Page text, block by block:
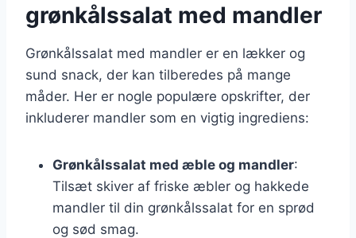
grønkålssalat med mandler
Grønkålssalat med mandler er en lækker og
sund snack, der kan tilberedes på mange
måder. Her er nogle populære opskrifter, der
inkluderer mandler som en vigtig ingrediens:
Grønkålssalat med æble og mandler:
Tilsæt skiver af friske æbler og hakkede
mandler til din grønkålssalat for en sprød
og sød smag.